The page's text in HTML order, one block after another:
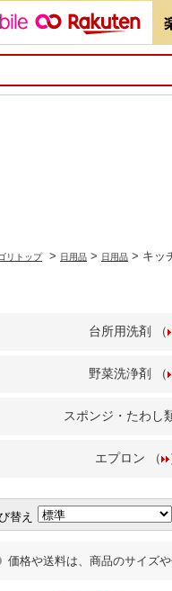
リトップ> 日用品 > 日用品 > キッ
台所用洗剤 （
野菜洗浄剤 （
スポンジ・たわし
エプロン （
替え
価格や送料は、商品のサイズ